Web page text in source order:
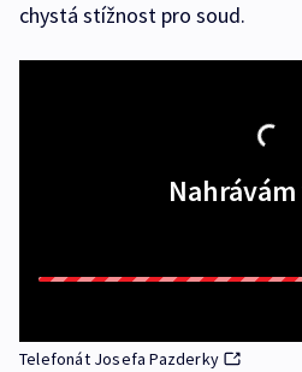
chystá stížnost pro soud.
Telefonát Josefa Pazderky